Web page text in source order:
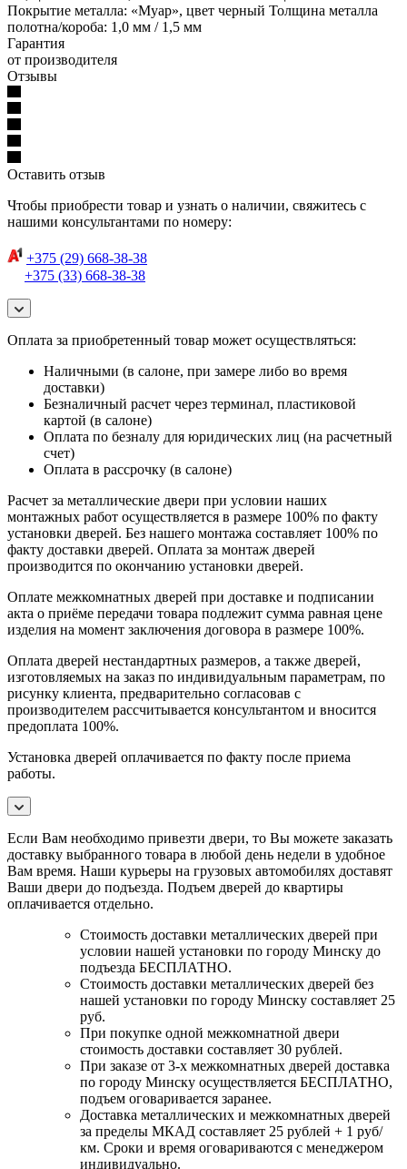
Покрытие металла: «Муар», цвет черный Толщина металла
полотна/короба: 1,0 мм / 1,5 мм
Гарантия
от производителя
Отзывы
Оставить отзыв
Чтобы приобрести товар и узнать о наличии, свяжитесь с
нашими консультантами по номеру:
+375 (29) 668-38-38
+375 (33) 668-38-38
Оплата за приобретенный товар может осуществляться:
Наличными (в салоне, при замере либо во время
доставки)
Безналичный расчет через терминал, пластиковой
картой (в салоне)
Оплата по безналу для юридических лиц (на расчетный
счет)
Оплата в рассрочку (в салоне)
Расчет за металлические двери при условии наших
монтажных работ осуществляется в размере 100% по факту
установки дверей. Без нашего монтажа составляет 100% по
факту доставки дверей. Оплата за монтаж дверей
производится по окончанию установки дверей.
Оплате межкомнатных дверей при доставке и подписании
акта о приёме передачи товара подлежит сумма равная цене
изделия на момент заключения договора в размере 100%.
Оплата дверей нестандартных размеров, а также дверей,
изготовляемых на заказ по индивидуальным параметрам, по
рисунку клиента, предварительно согласовав с
производителем рассчитывается консультантом и вносится
предоплата 100%.
Установка дверей оплачивается по факту после приема
работы.
Если Вам необходимо привезти двери, то Вы можете заказать
доставку выбранного товара в любой день недели в удобное
Вам время. Наши курьеры на грузовых автомобилях доставят
Ваши двери до подъезда. Подъем дверей до квартиры
оплачивается отдельно.
Стоимость доставки металлических дверей при
условии нашей установки по городу Минску до
подъезда БЕСПЛАТНО.
Стоимость доставки металлических дверей без
нашей установки по городу Минску составляет 25
руб.
При покупке одной межкомнатной двери
стоимость доставки составляет 30 рублей.
При заказе от 3-х межкомнатных дверей доставка
по городу Минску осуществляется БЕСПЛАТНО,
подъем оговаривается заранее.
Доставка металлических и межкомнатных дверей
за пределы МКАД составляет 25 рублей + 1 руб/
км. Сроки и время оговариваются с менеджером
индивидуально.